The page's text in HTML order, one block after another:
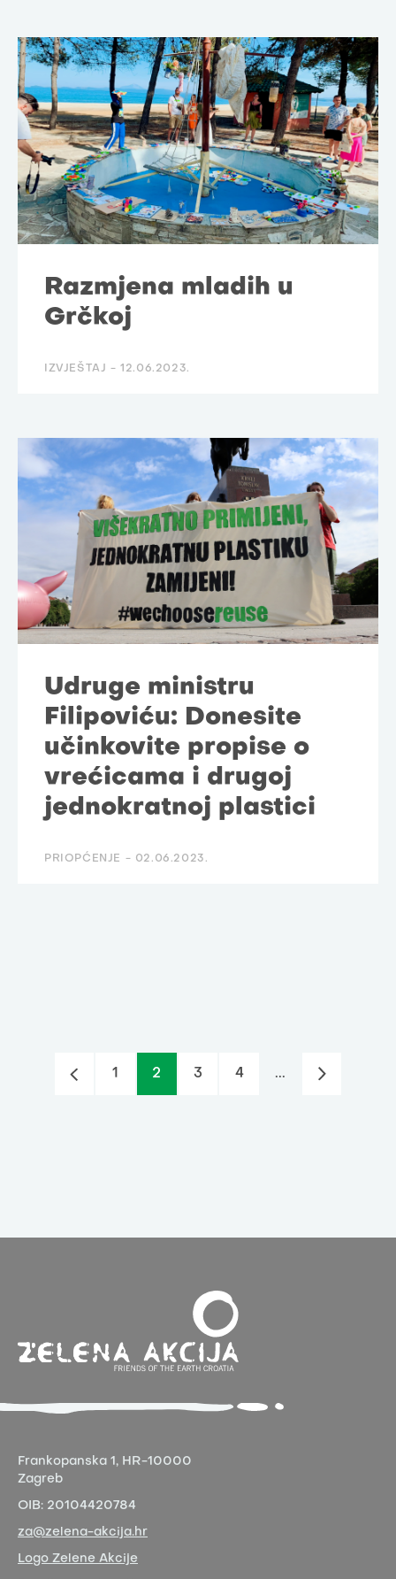
Razmjena mladih u
Grčkoj
IZVJEŠTAJ -12.06.2023.
Udruge ministru
Filipoviću: Donesite
učinkovite propise o
vrećicama i drugoj
jednokratnoj plastici
PRIOPĆENJE - 02.06.2023.
1 2 3 4 ...
Frankopanska 1, HR-10000
Zagreb
OIB: 20104420784
za@zelena-akcija.hr
Logo Zelene Akcije